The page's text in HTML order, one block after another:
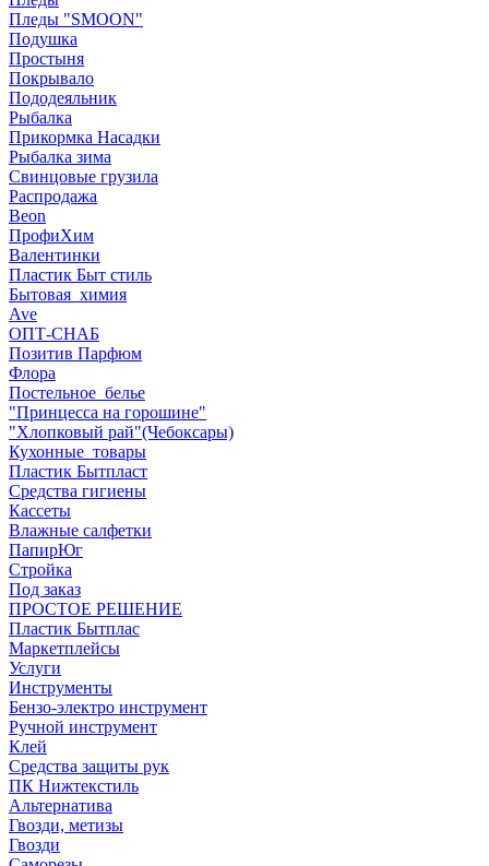
Пледы "SMOON"
Подушка
Простыня
Покрывало
Пододеяльник
Рыбалка
Прикормка Насадки
Рыбалка зима
Свинцовые грузила
Распродажа
Beon
ПрофиХим
Валентинки
Пластик Быт стиль
Бытовая_химия
Ave
ОПТ-СНАБ
Позитив Парфюм
Флора
Постельное_белье
"Принцесса на горошине"
"Хлопковый рай"(Чебоксары)
Кухонные_товары
Пластик Бытпласт
Средства гигиены
Кассеты
Влажные салфетки
ПапирЮг
Стройка
Под заказ
ПРОСТОЕ РЕШЕНИЕ
Пластик Бытплас
Маркетплейсы
Услуги
Инструменты
Бензо-электро инструмент
Ручной инструмент
Клей
Средства защиты рук
ПК Нижтекстиль
Альтернатива
Гвозди, метизы
Гвозди